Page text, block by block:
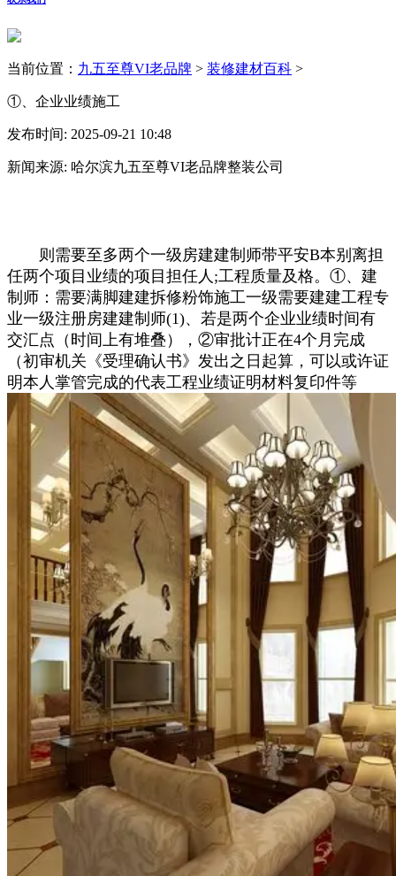
当前位置： 九五至尊VI老品牌 > 装修建材百科 >
①、企业业绩施工
发布时间: 2025-09-21 10:48
新闻来源: 哈尔滨九五至尊VI老品牌整装公司
则需要至多两个一级房建建制师带平安B本别离担
任两个项目业绩的项目担任人;工程质量及格。①、建
制师：需要满脚建建拆修粉饰施工一级需要建建工程专
业一级注册房建建制师(1)、若是两个企业业绩时间有
交汇点（时间上有堆叠），②审批计正在4个月完成
（初审机关《受理确认书》发出之日起算，可以或许证
明本人掌管完成的代表工程业绩证明材料复印件等